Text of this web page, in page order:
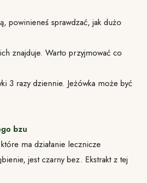
powinieneś sprawdzać, jak dużo
znajduje. Warto przyjmować co
3 razy dziennie. Jeżówka może być
bzu
ma działanie lecznicze
jest czarny bez. Ekstrakt z tej